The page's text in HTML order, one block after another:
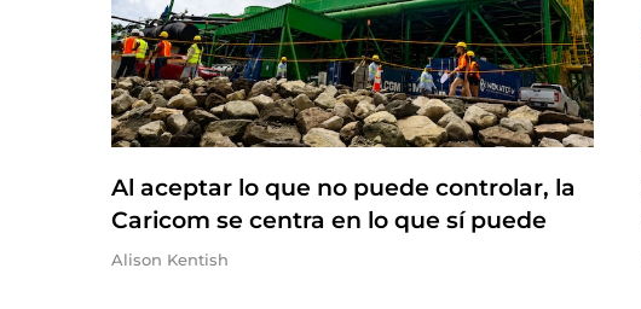
Al aceptar lo que no puede controlar, la
Caricom se centra en lo que sí puede
Alison Kentish